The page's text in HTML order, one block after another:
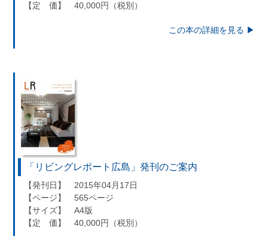
【定 価】 40,000円（税別）
この本の詳細を見る ▶︎
「リビングレポート広島」発刊のご案内
【発刊日】 2015年04月17日
【ページ】 565ページ
【サイズ】 A4版
【定 価】 40,000円（税別）